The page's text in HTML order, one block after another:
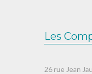
Les
26 rue Jean